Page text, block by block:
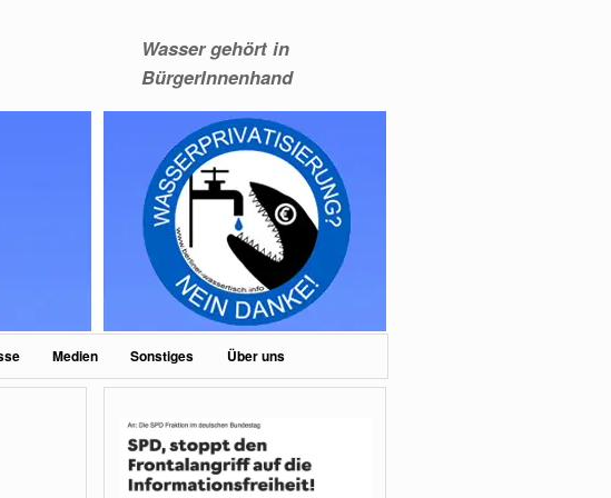
Wasser gehört in
BürgerInnenhand
Medien Sonstiges Über uns